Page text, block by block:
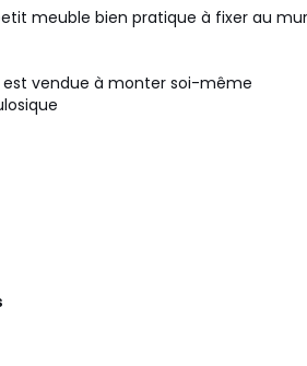
meuble bien pratique à fixer au
vendue à monter soi-même